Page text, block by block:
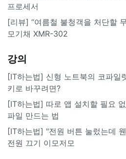
프로세서
[리뷰] “여름철 불청객을 처단할
모기채 XMR-302
강의
[IT하는법] 신형 노트북의 코파일
키로 바꾸려면?
[IT하는법] 따로 앱 설치할 필요
파일 만드는 법
[IT하는법] "전원 버튼 눌렀는데
전원 끄기 이모저모